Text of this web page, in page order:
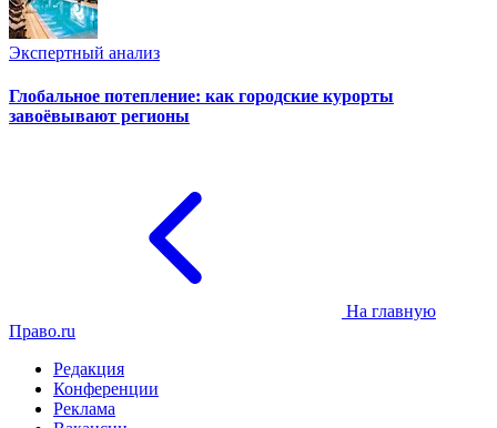
Экспертный анализ
Глобальное потепление: как городские курорты
завоёвывают регионы
На главную
Право.ru
Редакция
Конференции
Реклама